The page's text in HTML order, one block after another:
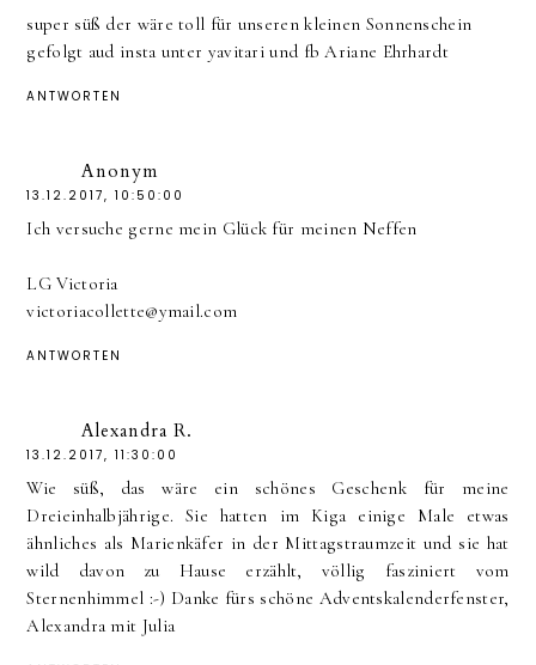
super süß der wäre toll für unseren kleinen Sonnenschein
gefolgt aud insta unter yavitari und fb Ariane Ehrhardt
ANTWORTEN
Anonym
13.12.2017, 10:50:00
Ich versuche gerne mein Glück für meinen Neffen
LG Victoria
victoriacollette@ymail.com
ANTWORTEN
Alexandra R.
13.12.2017, 11:30:00
Wie süß, das wäre ein schönes Geschenk für meine
Dreieinhalbjährige. Sie hatten im Kiga einige Male etwas
ähnliches als Marienkäfer in der Mittagstraumzeit und sie hat
wild davon zu Hause erzählt, völlig fasziniert vom
Sternenhimmel :-) Danke fürs schöne Adventskalenderfenster,
Alexandra mit Julia